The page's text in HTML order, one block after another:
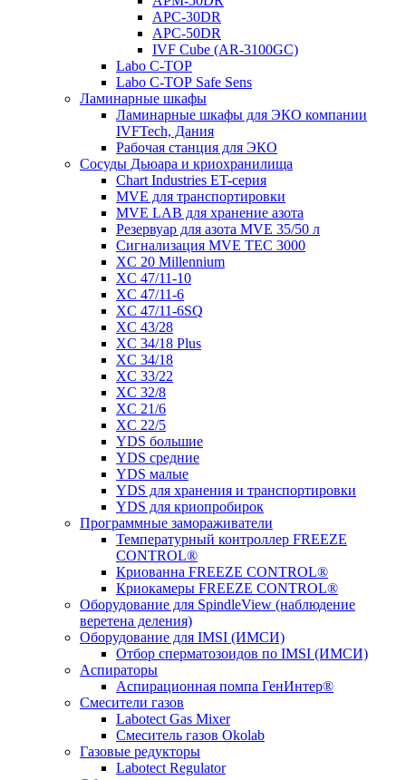
APC-30DR
APC-50DR
IVF Cube (AR-3100GC)
Labo С-ТОР
Labo С-ТОР Safe Sens
Ламинарные шкафы
Ламинарные шкафы для ЭКО компании
IVFTech, Дания
Рабочая станция для ЭКО
Сосуды Дьюара и криохранилища
Chart Industries ET-серия
MVE для транспортировки
MVE LAB для хранение азота
Резервуар для азота MVE 35/50 л
Сигнализация MVE TEC 3000
XC 20 Millennium
XC 47/11-10
XC 47/11-6
XC 47/11-6SQ
XC 43/28
XC 34/18 Plus
XC 34/18
XC 33/22
XC 32/8
XC 21/6
XC 22/5
YDS большие
YDS средние
YDS малые
YDS для хранения и транспортировки
YDS для криопробирок
Программные замораживатели
Температурный контроллер FREEZE
CONTROL®
Криованна FREEZE CONTROL®
Криокамеры FREEZE CONTROL®
Оборудование для SpindleView (наблюдение
веретена деления)
Оборудование для IMSI (ИМСИ)
Отбор сперматозоидов по IMSI (ИМСИ)
Аспираторы
Аспирационная помпа ГенИнтер®
Смесители газов
Labotect Gas Mixer
Смеситель газов Okolab
Газовые редукторы
Labotect Regulator